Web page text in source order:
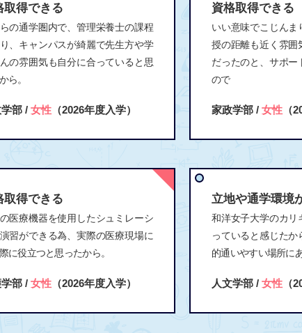
取得できる
の通学圏内で、管理栄養士の課程
、キャンパスが綺麗で先生方や学
の雰囲気も自分に合っていると思
ら。
部 / 女性 （2026年度入学）
資格取得できる
いい意味でこじんま
授の距離も近く雰囲
だったのと、サポー
ので
家政学部 / 女性 （
取得できる
医療機器を使用したシュミレーシ
習ができる為、実際の医療現場に
に役立つと思ったから。
部 / 女性 （2026年度入学）
立地や通学環境
和洋女子大学のカリ
っていると感じた
的通いやすい場所に
人文学部 / 女性 （